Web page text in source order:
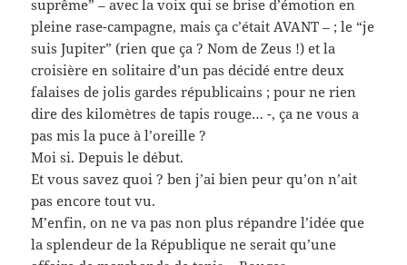
suprême” – avec la voix qui se brise d’émotion en
pleine rase-campagne, mais ça c’était AVANT – ; le “je
suis Jupiter” (rien que ça ? Nom de Zeus !) et la
croisière en solitaire d’un pas décidé entre deux
falaises de jolis gardes républicains ; pour ne rien
dire des kilomètres de tapis rouge… -, ça ne vous a
pas mis la puce à l’oreille ?
Moi si. Depuis le début.
Et vous savez quoi ? ben j’ai bien peur qu’on n’ait
pas encore tout vu.
M’enfin, on ne va pas non plus répandre l’idée que
la splendeur de la République ne serait qu’une